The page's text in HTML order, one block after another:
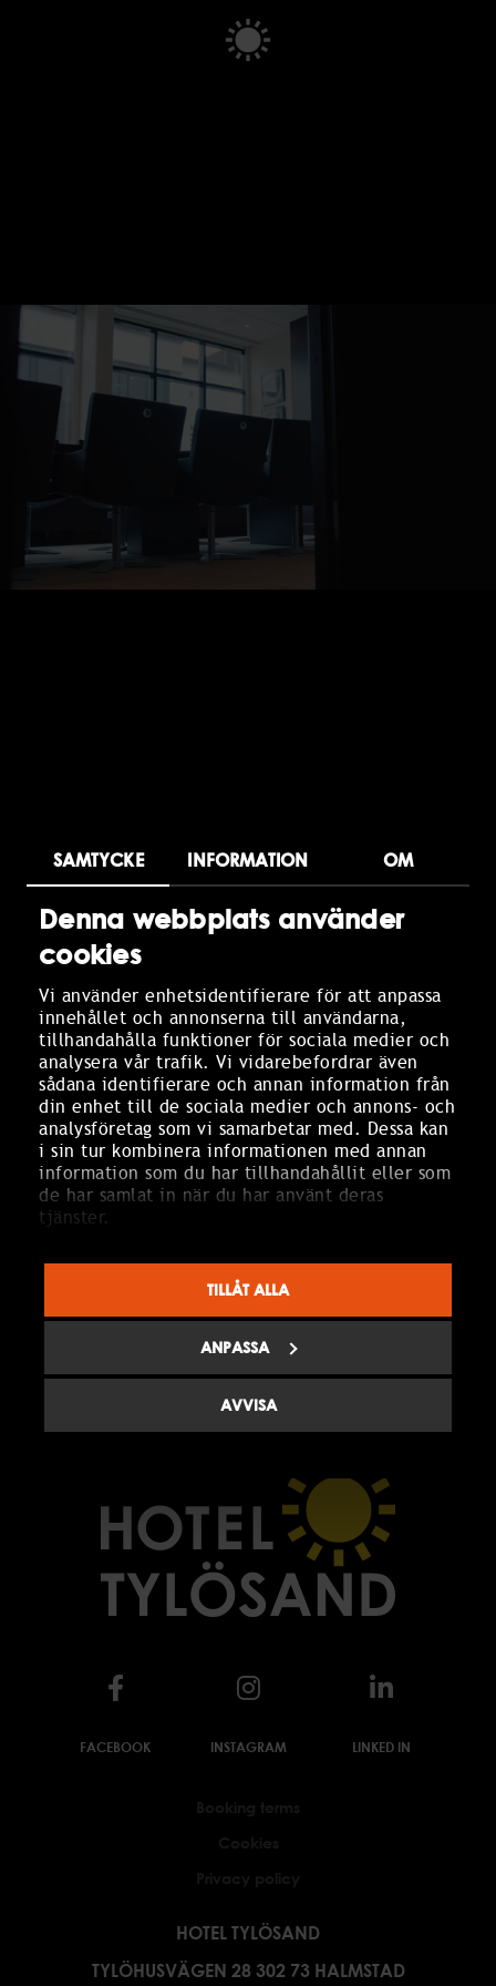
SAMTYCKE INFORMATION OM
Denna webbplats använder
cookies
Vi använder enhetsidentifierare för att anpassa
innehållet och annonserna till användarna,
tillhandahålla funktioner för sociala medier och
analysera vår trafik. Vi vidarebefordrar även
sådana identifierare och annan information från
din enhet till de sociala medier och annons- och
analysföretag som vi samarbetar med. Dessa kan
i sin tur kombinera informationen med annan
information som du har tillhandahållit eller som
de har samlat in när du har använt deras
tjänster.
TILLÅT ALLA
ANPASSA
AVVISA
ÅKERLUND
Board board: 12 p (PLAN)
Size: 5.50x4.30 23.50kvm
60" screen
Sound system for computer
Whiteboard
Notepads
Pencils
Ice water
ClickHEREfor a overview of the hotel
FACEBOOK INSTAGRAM LINKED IN
HOTEL TYLÖSAND
TYLÖHUSVÄGEN 28 302 73 HALMSTAD